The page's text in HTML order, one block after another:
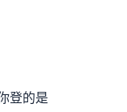
登的是